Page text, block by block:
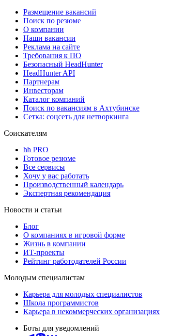
Размещение вакансий
Поиск по резюме
О компании
Наши вакансии
Реклама на сайте
Требования к ПО
Безопасный HeadHunter
HeadHunter API
Партнерам
Инвесторам
Каталог компаний
Поиск по вакансиям в Ахтубинске
Сетка: соцсеть для нетворкинга
Соискателям
hh PRO
Готовое резюме
Все сервисы
Хочу у вас работать
Производственный календарь
Экспертная рекомендация
Новости и статьи
Блог
О компаниях в игровой форме
Жизнь в компании
ИТ-проекты
Рейтинг работодателей России
Молодым специалистам
Карьера для молодых специалистов
Школа программистов
Карьера в некоммерческих организациях
Боты для уведомлений